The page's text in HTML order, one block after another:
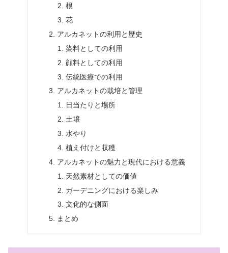
根
花
アルカネットの利用と歴史
染料としての利用
顔料としての利用
伝統医療での利用
アルカネットの栽培と管理
日当たりと場所
土壌
水やり
植え付けと収穫
アルカネットの魅力と現代における意義
天然素材としての価値
ガーデニングにおける楽しみ
文化的な側面
まとめ